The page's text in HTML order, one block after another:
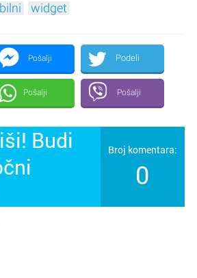
widget
Pošalji Podeli
Pošalji Pošalji
Budi
Broj komentara:
0